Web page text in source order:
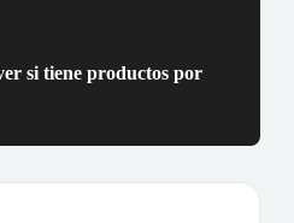
si tiene productos por